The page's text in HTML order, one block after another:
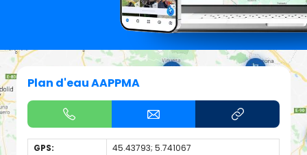
Plan d'eau AAPPMA
GPS:
45.43793; 5.741067